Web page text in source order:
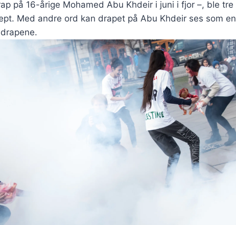
på 16-årige Mohamed Abu Khdeir i juni i fjor –, ble tre
Med andre ord kan drapet på Abu Khdeir ses som en